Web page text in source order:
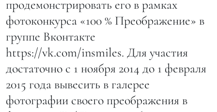
продемонстрировать его в рамках
фотоконкурса «100 % Преображение» в
группе Вконтакте
https://vk.com/insmiles. Для участия
достаточно с 1 ноября 2014 до 1 февраля
2015 года вывесить в галерее
фотографии своего преображения в